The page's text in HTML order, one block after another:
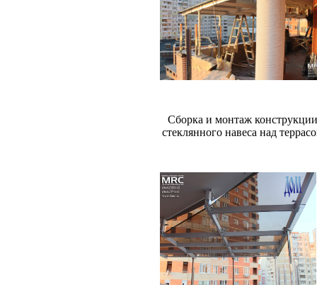
Сборка и монтаж конструкции
стеклянного навеса над